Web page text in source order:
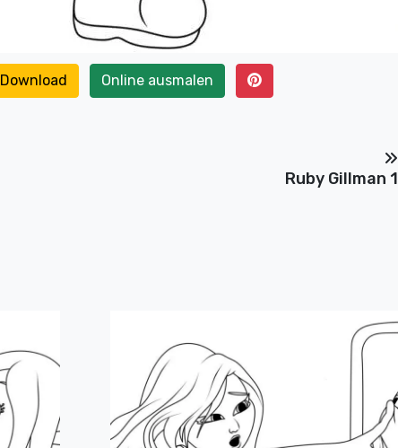
Download Online ausmalen
Ruby Gillman 1